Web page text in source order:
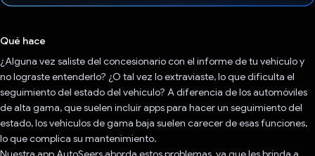
Qué hace
¿Alguna vez saliste del concesionario con el informe de tu vehículo y
no lograste entenderlo? ¿O tal vez lo extraviaste, lo que dificulta el
seguimiento del estado del vehículo? A diferencia de los automóviles
de alta gama, que suelen incluir apps para hacer un seguimiento del
estado, los vehículos de gama baja suelen carecer de esas funciones,
lo que complica su mantenimiento.